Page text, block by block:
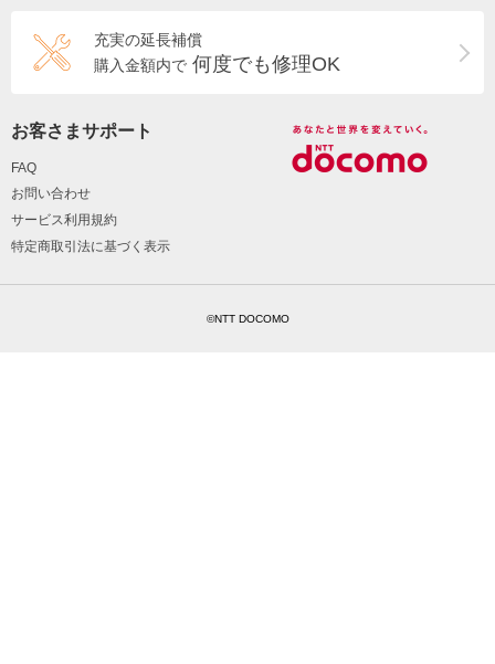
充実の延長補償
購入金額内で 何度でも修理OK
お客さまサポート
FAQ
お問い合わせ
サービス利用規約
特定商取引法に基づく表示
©NTT DOCOMO